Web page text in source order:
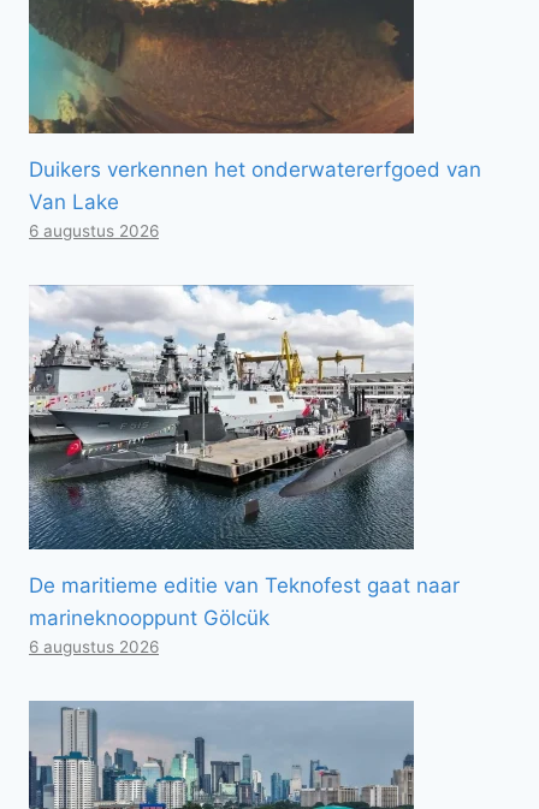
Duikers verkennen het onderwatererfgoed van
Van Lake
6 augustus 2026
De maritieme editie van Teknofest gaat naar
marineknooppunt Gölcük
6 augustus 2026